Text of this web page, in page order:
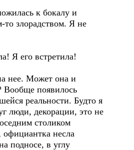
к бокалу и
то злорадством. Я не
Я его встретила!
нее. Может она и
Вообще появилось
реальности. Будто я
люди, декорации, это не
столиком
официантка несла
подносе, в углу